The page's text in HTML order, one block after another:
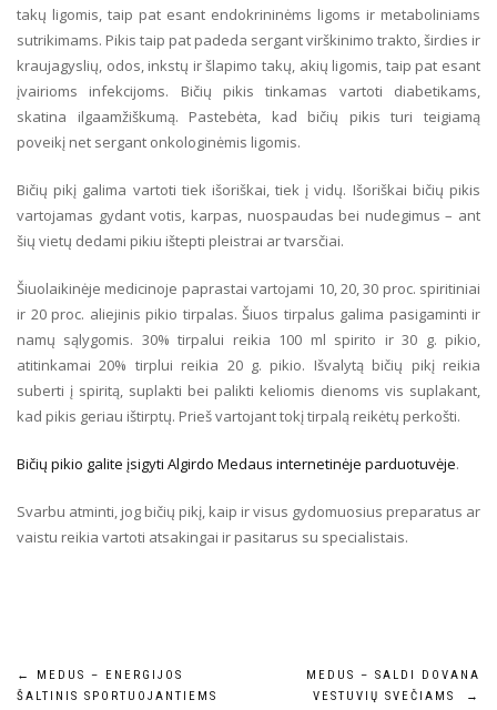
takų ligomis, taip pat esant endokrininėms ligoms ir metaboliniams
sutrikimams. Pikis taip pat padeda sergant virškinimo trakto, širdies ir
kraujagyslių, odos, inkstų ir šlapimo takų, akių ligomis, taip pat esant
įvairioms infekcijoms. Bičių pikis tinkamas vartoti diabetikams,
skatina ilgaamžiškumą. Pastebėta, kad bičių pikis turi teigiamą
poveikį net sergant onkologinėmis ligomis.
Bičių pikį galima vartoti tiek išoriškai, tiek į vidų. Išoriškai bičių pikis
vartojamas gydant votis, karpas, nuospaudas bei nudegimus – ant
šių vietų dedami pikiu ištepti pleistrai ar tvarsčiai.
Šiuolaikinėje medicinoje paprastai vartojami 10, 20, 30 proc. spiritiniai
ir 20 proc. aliejinis pikio tirpalas. Šiuos tirpalus galima pasigaminti ir
namų sąlygomis. 30% tirpalui reikia 100 ml spirito ir 30 g. pikio,
atitinkamai 20% tirplui reikia 20 g. pikio. Išvalytą bičių pikį reikia
suberti į spiritą, suplakti bei palikti keliomis dienoms vis suplakant,
kad pikis geriau ištirptų. Prieš vartojant tokį tirpalą reikėtų perkošti.
Bičių pikio galite įsigyti Algirdo Medaus internetinėje parduotuvėje.
Svarbu atminti, jog bičių pikį, kaip ir visus gydomuosius preparatus ar
vaistu reikia vartoti atsakingai ir pasitarus su specialistais.
Navigacija
←
MEDUS – ENERGIJOS
ŠALTINIS SPORTUOJANTIEMS
MEDUS – SALDI DOVANA
VESTUVIŲ SVEČIAMS
→